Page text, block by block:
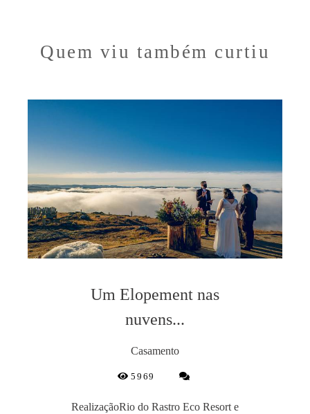
Quem viu também curtiu
Um Elopement nas
nuvens...
Casamento
5969
RealizaçãoRio do Rastro Eco Resort e